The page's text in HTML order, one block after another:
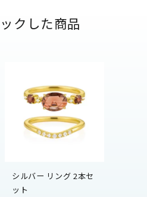
クした商品
シルバー リング 2本セ
ット